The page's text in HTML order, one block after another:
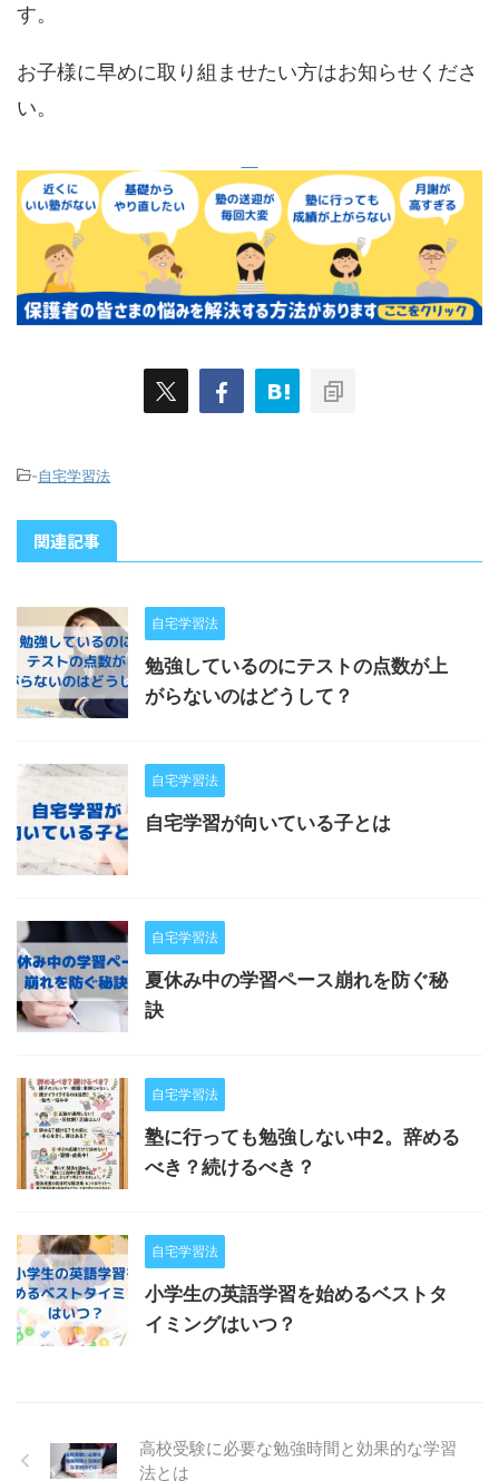
す。
お子様に早めに取り組ませたい方はお知らせくださ
い。
-自宅学習法
関連記事
自宅学習法
勉強しているのにテストの点数が上
がらないのはどうして？
自宅学習法
自宅学習が向いている子とは
自宅学習法
夏休み中の学習ペース崩れを防ぐ秘
訣
自宅学習法
塾に行っても勉強しない中2。辞める
べき？続けるべき？
自宅学習法
小学生の英語学習を始めるベストタ
イミングはいつ？
高校受験に必要な勉強時間と効果的な学習
法とは